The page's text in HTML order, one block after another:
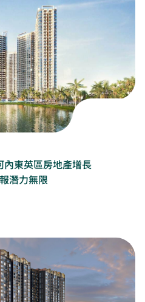
東英區房地產增長
潛力無限